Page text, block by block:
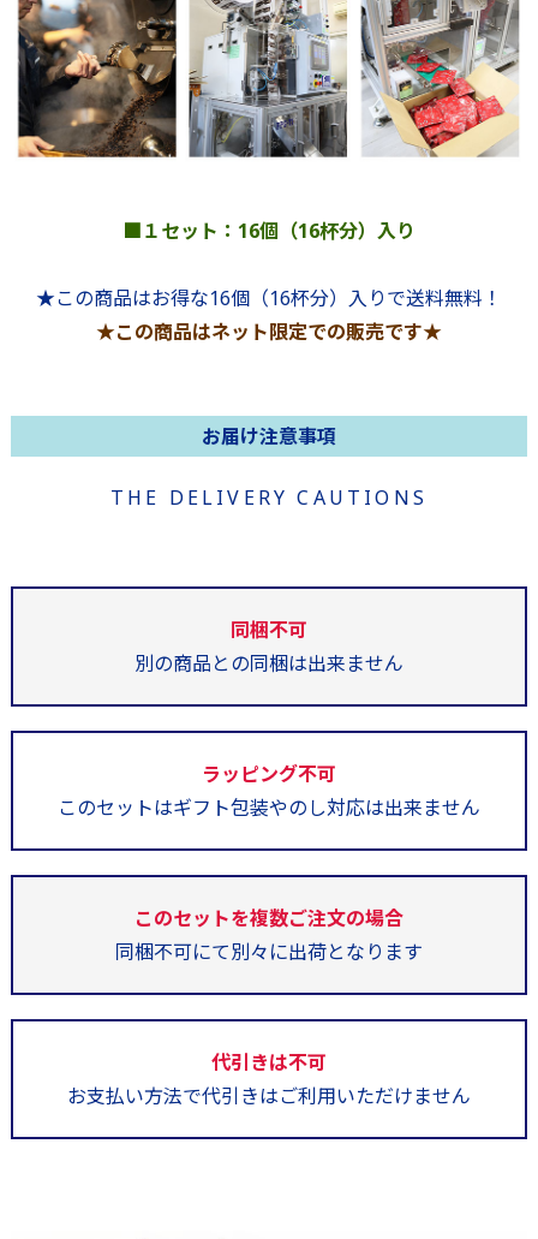
■１セット：16個（16杯分）入り
★この商品はお得な16個（16杯分）入りで送料無料！
★この商品はネット限定での販売です★
お届け注意事項
THE DELIVERY CAUTIONS
同梱不可
別の商品との同梱は出来ません
ラッピング不可
このセットはギフト包装やのし対応は出来ません
このセットを複数ご注文の場合
同梱不可にて別々に出荷となります
代引きは不可
お支払い方法で代引きはご利用いただけません